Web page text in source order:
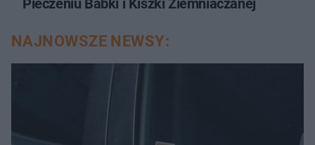
Pieczeniu Babki i Kiszki Ziemniaczanej
NAJNOWSZE NEWSY: